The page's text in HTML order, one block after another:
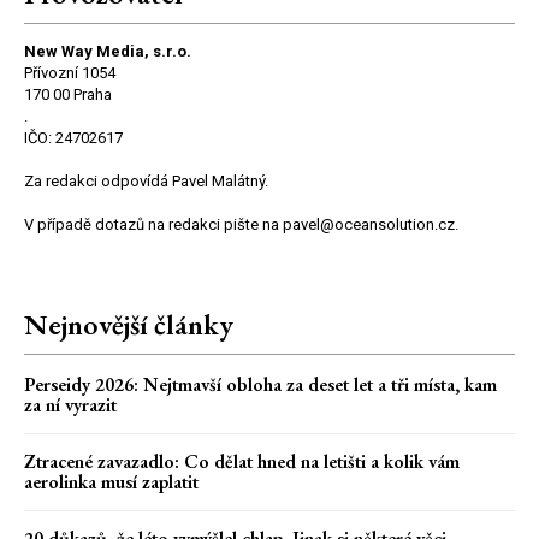
New Way Media, s.r.o.
Přívozní 1054
170 00 Praha
.
IČO: 24702617
Za redakci odpovídá Pavel Malátný.
V případě dotazů na redakci pište na pavel@oceansolution.cz.
Nejnovější články
Perseidy 2026: Nejtmavší obloha za deset let a tři místa, kam
za ní vyrazit
Ztracené zavazadlo: Co dělat hned na letišti a kolik vám
aerolinka musí zaplatit